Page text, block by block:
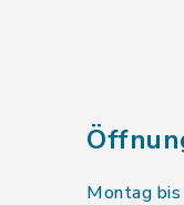
Montag